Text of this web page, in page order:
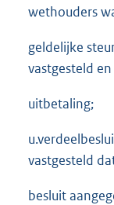
wethouders
geldelijke
vastgesteld
uitbetaling;
vastgesteld
besluit